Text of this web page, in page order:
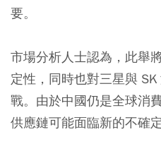
要。
市場分析人士認為，此舉
定性，同時也對三星與
戰。由於中國仍是全球消
供應鏈可能面臨新的不確定